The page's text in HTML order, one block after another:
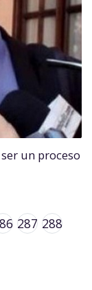
un proceso
287 288